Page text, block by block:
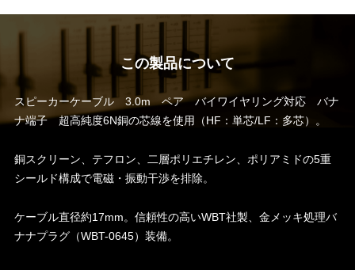
この製品について
スピーカーケーブル 3.0m ペア バイワイヤリング対応 バナ
ナ端子 超高純度6N銅の芯線を使用（HF：単芯/LF：多芯）。
銅スクリーン、テフロン、二層ポリエチレン、ポリアミドの5重
シールド構成で電磁・振動干渉を排除。
ケーブル直径約17mm。信頼性の高いWBT社製、金メッキ処理バ
ナナプラグ（WBT-0645）装備。